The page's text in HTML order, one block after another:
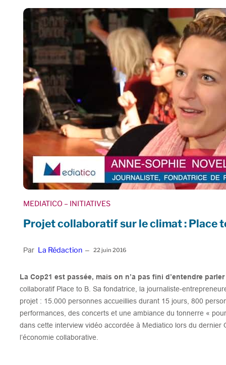
MEDIATICO – INITIATIVES
Projet collaboratif sur le climat : Place
Par La Rédaction – 22 juin 2016
La Cop21 est passée, mais on n’a pas fini d’entendre parler
collaboratif Place to B. Sa fondatrice, la journaliste-
projet : 15.000 personnes accueillies durant 15 jours, 800
performances, des concerts et une ambiance du tonnerre «
dans cette interview vidéo accordée à Mediatico lors du dernier
l’économie collaborative.